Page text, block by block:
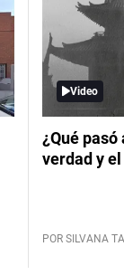
Video
¿Qué
verdad y
POR SILVANA